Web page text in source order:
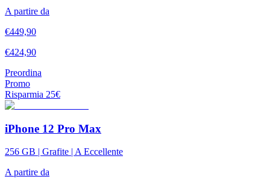
A partire da
€449,90
€424,90
Preordina
Promo
Risparmia 25€
iPhone 12 Pro Max
256 GB | Grafite | A Eccellente
A partire da